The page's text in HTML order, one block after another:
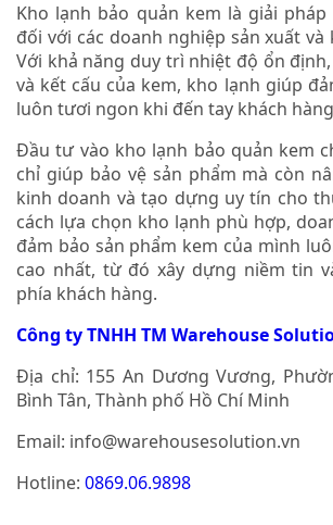
Kho lạnh bảo quản kem là giải
đối với các doanh nghiệp sản xuất
Với khả năng duy trì nhiệt độ ổn
và kết cấu của kem, kho lạnh giúp
luôn tươi ngon khi đến tay khách
Đầu tư vào kho lạnh bảo quản kem
chỉ giúp bảo vệ sản phẩm mà còn
kinh doanh và tạo dựng uy tín cho
cách lựa chọn kho lạnh phù hợp,
đảm bảo sản phẩm kem của mình
cao nhất, từ đó xây dựng niềm tin
phía khách hàng.
Công ty TNHH TM Warehouse
Địa chỉ: 155 An Dương Vương,
Bình Tân, Thành phố Hồ Chí Minh
Email: info@warehousesolution.vn
Hotline: 0869.06.9898